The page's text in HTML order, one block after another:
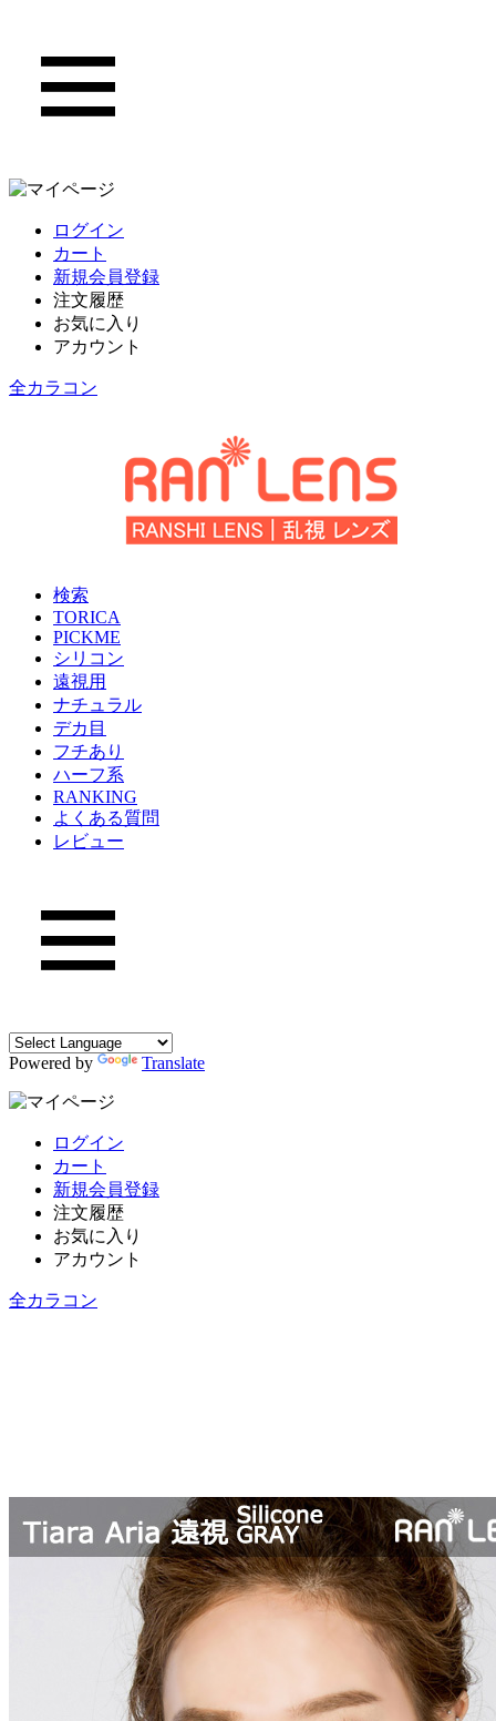
ログイン
カート
新規会員登録
注文履歴
お気に入り
アカウント
全カラコン
検索
TORICA
PICKME
シリコン
遠視用
ナチュラル
デカ目
フチあり
ハーフ系
RANKING
よくある質問
レビュー
Powered by Translate
ログイン
カート
新規会員登録
注文履歴
お気に入り
アカウント
全カラコン